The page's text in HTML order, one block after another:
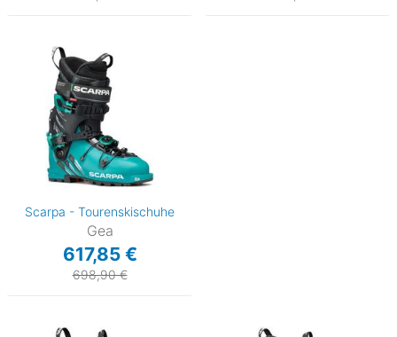
Scarpa - Tourenskischuhe
Gea
617,85 €
698,90 €